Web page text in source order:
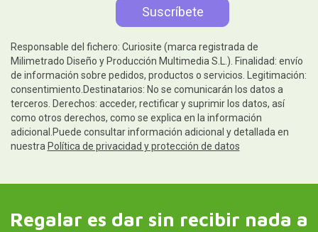
Responsable del fichero: Curiosite (marca registrada de
Milimetrado Diseño y Producción Multimedia S.L.). Finalidad: envío
de información sobre pedidos, productos o servicios. Legitimación:
consentimiento.Destinatarios: No se comunicarán los datos a
terceros. Derechos: acceder, rectificar y suprimir los datos, así
como otros derechos, como se explica en la información
adicional.Puede consultar información adicional y detallada en
nuestra Política de privacidad y protección de datos
Regalar es dar sin recibir nada a